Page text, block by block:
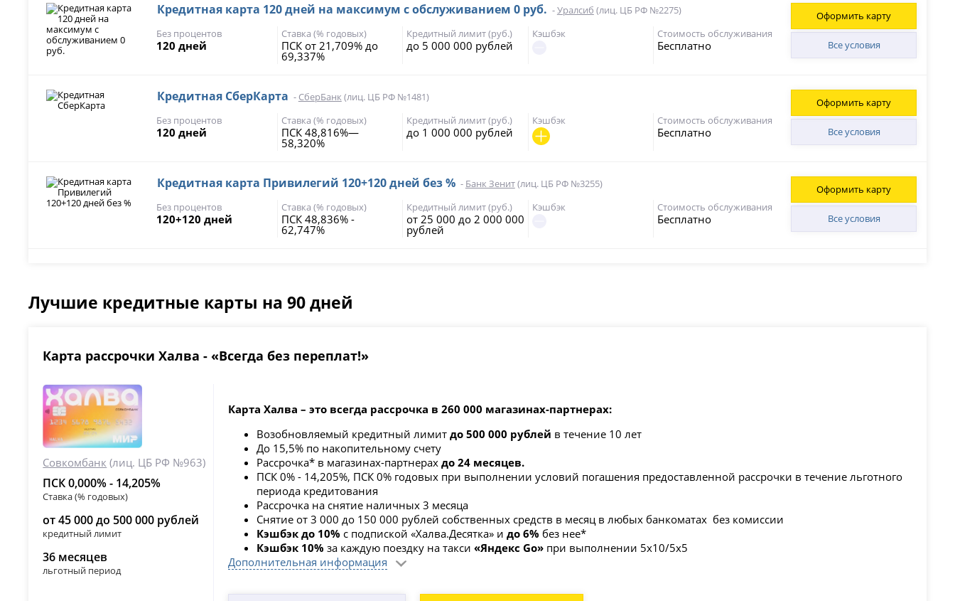
Лучшие кредитные карты на 90 дней
Карта рассрочки Халва - «Всегда без переплат!»
Совкомбанк (лиц. ЦБ РФ №963)
ПСК 0,000% - 14,205%
Ставка (% годовых)
от 45 000 до 500 000 рублей
кредитный лимит
36 месяцев
льготный период
Карта Халва – это всегда рассрочка в 260 000 магазинах-партнерах:
Возобновляемый кредитный лимитдо 500 000 рублей в течение 10 лет
До 15,5% по накопительному счету
Рассрочка* в магазинах-партнерах до 24 месяцев.
ПСК 0% - 14,205%, ПСК 0% годовых при выполнении условий погашения предоставленной рассрочки в течение льготного
периода кредитования
Рассрочка на снятие наличных 3 месяца
Снятие от 3 000 до 150 000 рублей собственных средств в месяц в любых банкоматах без комиссии
Кэшбэк до 10% с подпиской «Халва.Десятка» и до 6% без нее*
Кэшбэк 10% за каждую поездку на такси «Яндекс Go» при выполнении 5х10/5х5
Дополнительная информация
Кредитная карта 120 дней на максимум с обслуживанием 0 руб. -Уралсиб (лиц. ЦБ РФ №2275)
Без процентов
120 дней
Ставка (% годовых)
ПСК от 21,709% до
69,337%
Кредитный лимит (руб.)
до 5 000 000 рублей
Кэшбэк Стоимость обслуживания
Бесплатно Все условия
Оформить карту
Кредитная СберКарта - СберБанк (лиц. ЦБ РФ №1481)
Без процентов
120 дней
Ставка (% годовых)
ПСК 48,816%—
58,320%
Кредитный лимит (руб.)
до 1 000 000 рублей
Кэшбэк Стоимость обслуживания
Бесплатно Все условия
Оформить карту
Кредитная карта Привилегий 120+120 дней без % - Банк Зенит(лиц. ЦБ РФ №3255)
Без процентов
120+120 дней
Ставка (% годовых)
ПСК 48,836% -
62,747%
Кредитный лимит (руб.)
от 25 000 до 2 000 000
рублей
Кэшбэк Стоимость обслуживания
Бесплатно Все условия
Оформить карту